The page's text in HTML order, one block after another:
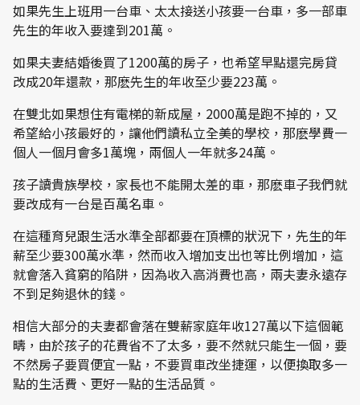
如果先生上班用一台車、太太接送小孩要一台車，多一部車
先生的年收入要達到201萬。
如果夫妻結婚後買了1200萬的房子，也希望早點還完房貸
改成20年還款，那麽先生的年收至少要223萬。
在雙北如果想住有電梯的新成屋，2000萬是跑不掉的，又
希望給小孩最好的，讓他們讀私立全美的學校，那麽學費一
個人一個月會多1萬塊，兩個人一年就多24萬。
孩子讀貴族學校，家長也不能開太差的車，那麽車子我們就
要改成有一台是百萬名車。
在這種育兒跟生活水準全部都要在頂標的狀況下，先生的年
薪至少要300萬水準，然而收入增加支出也等比例增加，這
就會落入貧窮的陷阱，因為收入高消費也高，兩夫妻永遠存
不到足夠退休的錢。
相信大部分的夫妻都會落在雙薪家庭年收127萬以下這個範
疇，由於孩子的花費省不了太多，要不然就只能生一個，要
不然房子要買便宜一點，不要買車改坐捷運，以便換取多一
點的生活費、更好一點的生活品質。